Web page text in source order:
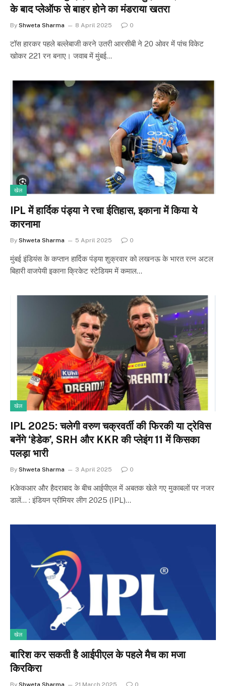
के बाद प्लेऑफ से बाहर होने का मंडराया खतरा
By Shweta Sharma 8 April 2025 0
टॉस हारकर पहले बल्लेबाजी करने उतरी आरसीबी ने 20 ओवर में पांच विकेट
खोकर 221 रन बनाए। जवाब में मुंबई…
खेल
IPL में हार्दिक पंड्या ने रचा ईतिहास, इकाना में किया ये
कारनामा
By Shweta Sharma 5 April 2025 0
मुंबई इंडियंस के कप्तान हार्दिक पंड्या शुक्रवार को लखनऊ के भारत रत्न अटल
बिहारी वाजपेयी इकाना क्रिकेट स्टेडियम में कमाल…
खेल
IPL 2025: चलेगी वरुण चक्रवर्ती की फिरकी या ट्रेविस
बनेंगे ‘हेडेक’, SRH और KKR की प्लेइंग 11 में किसका
पलड़ा भारी
By Shweta Sharma 3 April 2025 0
Kकेकआर और हैदराबाद के बीच आईपीएल में अबतक खेले गए मुकाबलों पर नजर
डालें… : इंडियन प्रीमियर लीग 2025 (IPL)…
खेल
बारिश कर सकती है आईपीएल के पहले मैच का मजा
किरकिरा
By Shweta Sharma 21 March 2025 0